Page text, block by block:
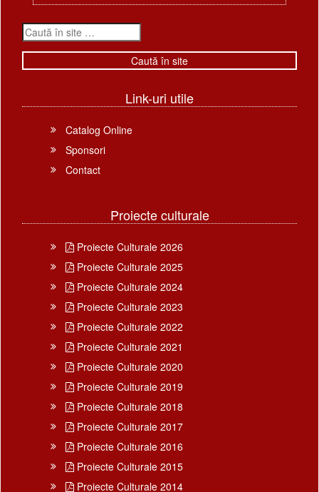
Link-uri utile
Catalog Online
Sponsori
Contact
Proiecte culturale
Proiecte Culturale 2026
Proiecte Culturale 2025
Proiecte Culturale 2024
Proiecte Culturale 2023
Proiecte Culturale 2022
Proiecte Culturale 2021
Proiecte Culturale 2020
Proiecte Culturale 2019
Proiecte Culturale 2018
Proiecte Culturale 2017
Proiecte Culturale 2016
Proiecte Culturale 2015
Proiecte Culturale 2014